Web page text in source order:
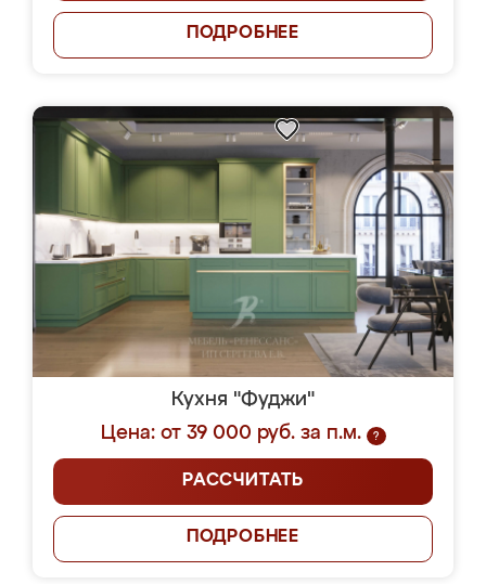
ПОДРОБНЕЕ
Кухня "Фуджи"
Цена: от 39 000 руб. за п.м.
?
РАССЧИТАТЬ
ПОДРОБНЕЕ